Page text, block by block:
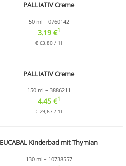
PALLIATIV Creme
50 ml – 0760142
3,19 €1
€ 63,80 / 1l
PALLIATIV Creme
150 ml – 3886211
4,45 €1
€ 29,67 / 1l
EUCABAL Kinderbad mit Thymian
130 ml – 10738557